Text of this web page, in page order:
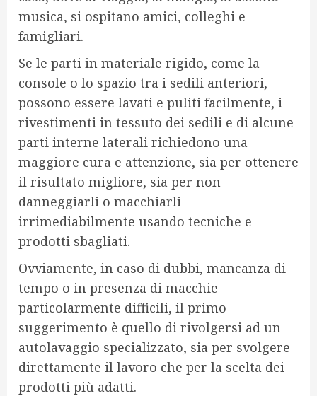
musica, si ospitano amici, colleghi e
famigliari.
Se le parti in materiale rigido, come la
console o lo spazio tra i sedili anteriori,
possono essere lavati e puliti facilmente, i
rivestimenti in tessuto dei sedili e di alcune
parti interne laterali richiedono una
maggiore cura e attenzione, sia per ottenere
il risultato migliore, sia per non
danneggiarli o macchiarli
irrimediabilmente usando tecniche e
prodotti sbagliati.
Ovviamente, in caso di dubbi, mancanza di
tempo o in presenza di macchie
particolarmente difficili, il primo
suggerimento è quello di rivolgersi ad un
autolavaggio specializzato, sia per svolgere
direttamente il lavoro che per la scelta dei
prodotti più adatti.